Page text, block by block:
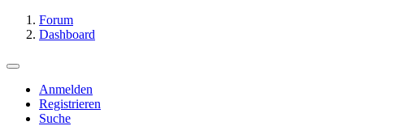
Forum
Dashboard
Anmelden
Registrieren
Suche